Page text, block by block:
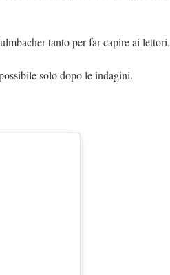
tanto per far capire ai lettori.
solo dopo le indagini.